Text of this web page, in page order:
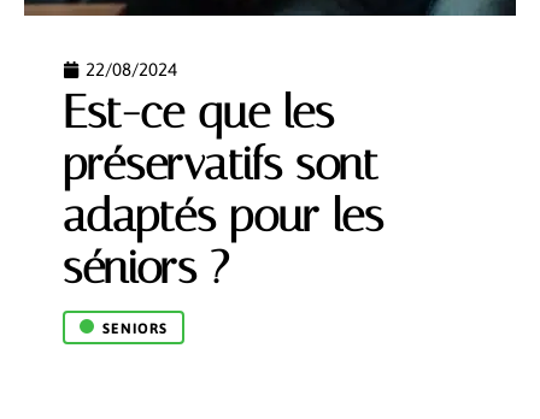
22/08/2024
Est-ce que les
préservatifs sont
adaptés pour les
séniors ?
SENIORS